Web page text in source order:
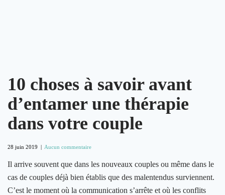
10 choses à savoir avant
d’entamer une thérapie
dans votre couple
28 juin 2019 | Aucun commentaire
Il arrive souvent que dans les nouveaux couples ou même dans le
cas de couples déjà bien établis que des malentendus surviennent.
C’est le moment où la communication s’arrête et où les conflits